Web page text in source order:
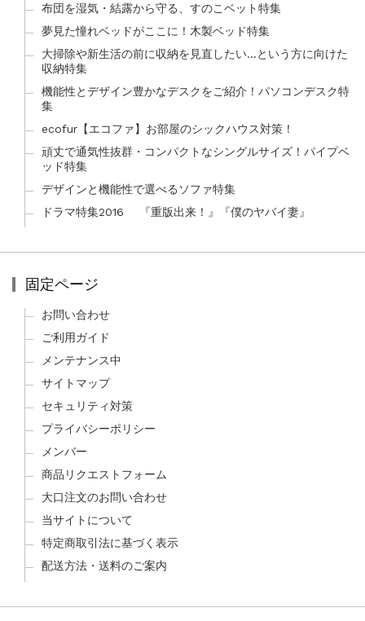
布団を湿気・結露から守る、すのこベット特集
夢見た憧れベッドがここに！木製ベッド特集
大掃除や新生活の前に収納を見直したい…という方に向けた
収納特集
機能性とデザイン豊かなデスクをご紹介！パソコンデスク特
集
ecofur【エコファ】お部屋のシックハウス対策！
頑丈で通気性抜群・コンパクトなシングルサイズ！パイプベ
ッド特集
デザインと機能性で選べるソファ特集
ドラマ特集2016 『重版出来！』『僕のヤバイ妻』
固定ページ
お問い合わせ
ご利用ガイド
メンテナンス中
サイトマップ
セキュリティ対策
プライバシーポリシー
メンバー
商品リクエストフォーム
大口注文のお問い合わせ
当サイトについて
特定商取引法に基づく表示
配送方法・送料のご案内